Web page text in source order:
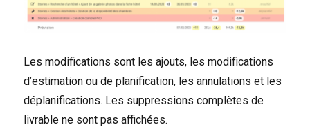
Les modifications sont les ajouts, les modifications
d’estimation ou de planification, les annulations et les
déplanifications. Les suppressions complètes de
livrable ne sont pas affichées.